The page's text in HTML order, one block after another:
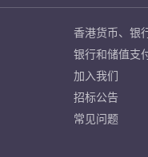
香港货币、银
银行和储值支
加入我们
招标公告
常见问题